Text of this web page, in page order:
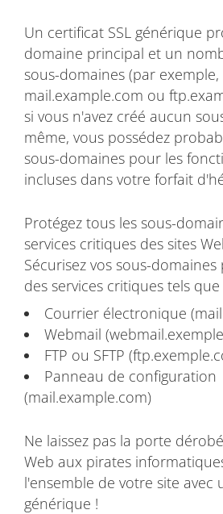
Un certificat SSL générique
domaine principal et un
sous-domaines (par exemple,
mail.example.com ou
si vous n'avez créé aucun
même, vous possédez
sous-domaines pour les
incluses dans votre forfait
Protégez tous les sous-
services critiques des sites
Sécurisez vos sous-
des services critiques tels que
Courrier électronique
Webmail
FTP ou SFTP
Panneau de configuration
(mail.example.com)
Ne laissez pas la porte
Web aux pirates
l'ensemble de votre site avec
générique !